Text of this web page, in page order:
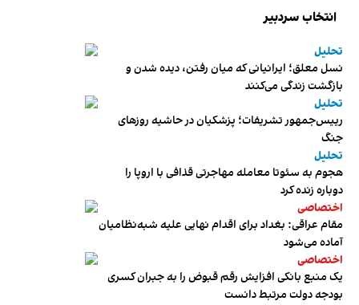
انتخاب سردبیر
تحلیل
نسل معلق؛ ایرانیانی که میان رفتن، دیده شدن و
بازگشت زندگی می‌کنند
تحلیل
رییس‌جمهور تشریفات؛ پزشکیان در حاشیه روزهای
جنگ
تحلیل
هجوم به سئوتا معامله مهاجرتی قذافی با اروپا را
دوباره زنده کرد
اختصاصی
مقام عراقی: بغداد برای اقدام نهایی علیه شبه‌نظامیان
آماده می‌شود
اختصاصی
یک منبع بانکی افزایش رقم قبوض را به جبران کسری
بودجه دولت مرتبط دانست